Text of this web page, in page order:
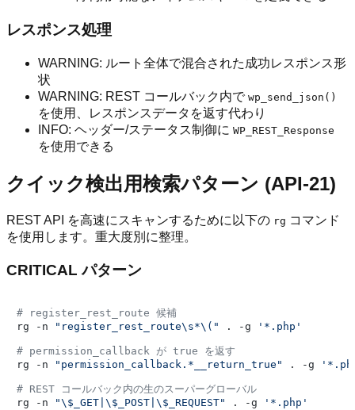
レスポンス処理
WARNING: ルート全体で混合された成功レスポンス形
状
WARNING: REST コールバック内で wp_send_json()
を使用、レスポンスデータを返す代わり
INFO: ヘッダー/ステータス制御に WP_REST_Response
を使用できる
クイック検出用検索パターン (API-21)
REST API を高速にスキャンするために以下の rg コマンド
を使用します。重大度別に整理。
CRITICAL パターン
# register_rest_route 候補
rg -n
"register_rest_route\s*\(" . -g '*.php'
# permission_callback が true を返す
rg -n
"permission_callback.*__return_true" . -g
# REST コールバック内の生のスーパーグローバル
rg -n
"\$_GET|\$_POST|\$_REQUEST" . -g '*.php'